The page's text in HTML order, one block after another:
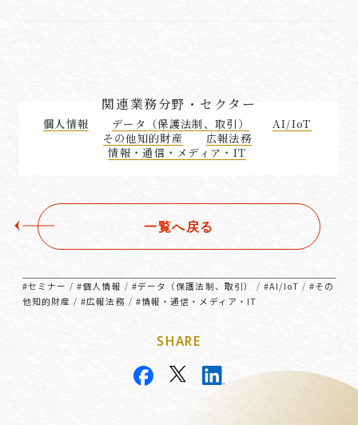
関連業務分野・セクター
個人情報 データ（保護法制、取引）
AI/IoT
その他知的財産
広報法務
情報・通信・メディア・IT
一覧へ戻る
#セミナー /#個人情報 / #データ（保護法制、取引） /#AI/IoT / #その
他知的財産 /#広報法務 / #情報・通信・メディア・IT
SHARE